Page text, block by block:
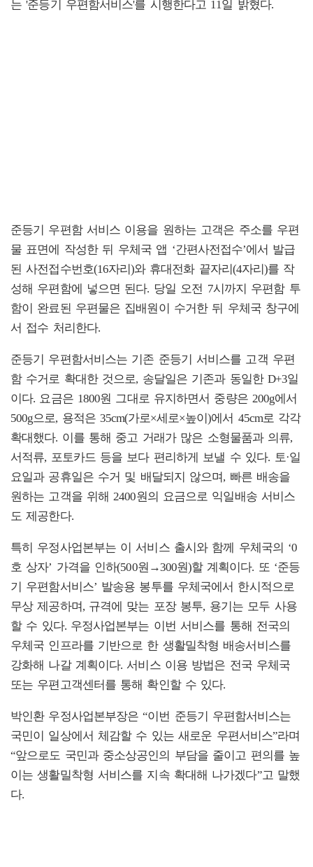
는 '준등기 우편함서비스'를 시행한다고 11일 밝혔다.
준등기 우편함 서비스 이용을 원하는 고객은 주소를 우편
물 표면에 작성한 뒤 우체국 앱 ‘간편사전접수’에서 발급
된 사전접수번호(16자리)와 휴대전화 끝자리(4자리)를 작
성해 우편함에 넣으면 된다. 당일 오전 7시까지 우편함 투
함이 완료된 우편물은 집배원이 수거한 뒤 우체국 창구에
서 접수 처리한다.
준등기 우편함서비스는 기존 준등기 서비스를 고객 우편
함 수거로 확대한 것으로, 송달일은 기존과 동일한 D+3일
이다. 요금은 1800원 그대로 유지하면서 중량은 200g에서
500g으로, 용적은 35cm(가로×세로×높이)에서 45cm로 각각
확대했다. 이를 통해 중고 거래가 많은 소형물품과 의류,
서적류, 포토카드 등을 보다 편리하게 보낼 수 있다. 토·일
요일과 공휴일은 수거 및 배달되지 않으며, 빠른 배송을
원하는 고객을 위해 2400원의 요금으로 익일배송 서비스
도 제공한다.
특히 우정사업본부는 이 서비스 출시와 함께 우체국의 ‘0
호 상자’ 가격을 인하(500원→300원)할 계획이다. 또 ‘준등
기 우편함서비스’ 발송용 봉투를 우체국에서 한시적으로
무상 제공하며, 규격에 맞는 포장 봉투, 용기는 모두 사용
할 수 있다. 우정사업본부는 이번 서비스를 통해 전국의
우체국 인프라를 기반으로 한 생활밀착형 배송서비스를
강화해 나갈 계획이다. 서비스 이용 방법은 전국 우체국
또는 우편고객센터를 통해 확인할 수 있다.
박인환 우정사업본부장은 “이번 준등기 우편함서비스는
국민이 일상에서 체감할 수 있는 새로운 우편서비스”라며
“앞으로도 국민과 중소상공인의 부담을 줄이고 편의를 높
이는 생활밀착형 서비스를 지속 확대해 나가겠다”고 말했
다.